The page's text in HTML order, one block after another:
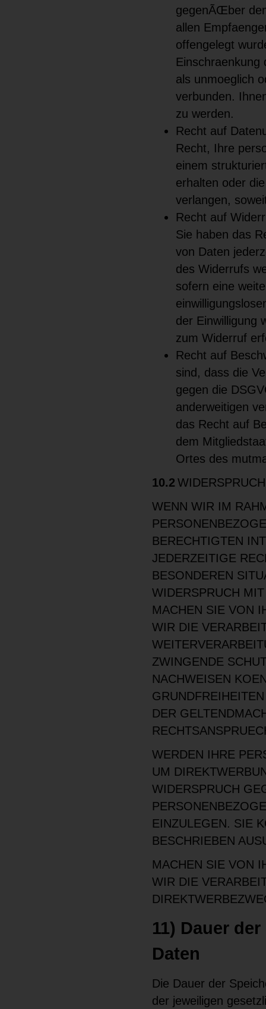
gegenÃŒber
allen
offengelegt
Einschraenkung
als unmoeglich
verbunden.
zu werden.
Recht auf
Recht, Ihre
einem
erhalten oder
verlangen,
Recht auf
Sie haben das
von Daten
des Widerrufs
sofern eine
der Einwilligung
zum Widerruf
Recht auf
sind, dass die
gegen die
anderweitigen
das Recht auf
dem
Ortes des
10.2
WENN WIR IM
BERECHTIGTEN
JEDERZEITIGE
BESONDEREN
WIDERSPRUCH
MACHEN SIE VON
WIR DIE
ZWINGENDE
NACHWEISEN
DER
WERDEN IHRE
UM
WIDERSPRUCH
EINZULEGEN. SIE
BESCHRIEBEN
MACHEN SIE VON
WIR DIE
11) Dauer
Daten
Die Dauer der
der jeweiligen